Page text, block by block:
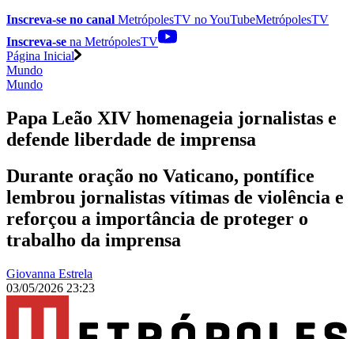
Inscreva-se no canal MetrópolesTV noYouTubeMetrópolesTV
Inscreva-se na MetrópolesTV
Página Inicial
Mundo
Mundo
Papa Leão XIV homenageia jornalistas e
defende liberdade de imprensa
Durante oração no Vaticano, pontífice
lembrou jornalistas vítimas de violência e
reforçou a importância de proteger o
trabalho da imprensa
Giovanna Estrela
03/05/2026 23:23